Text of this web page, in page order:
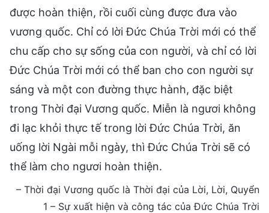
được hoàn thiện, rồi cuối cùng được đưa vào
vương quốc. Chỉ có lời Đức Chúa Trời mới có thể
chu cấp cho sự sống của con người, và chỉ có lời
Đức Chúa Trời mới có thể ban cho con người sự
sáng và một con đường thực hành, đặc biệt
trong Thời đại Vương quốc. Miễn là ngươi không
đi lạc khỏi thực tế trong lời Đức Chúa Trời, ăn
uống lời Ngài mỗi ngày, thì Đức Chúa Trời sẽ có
thể làm cho ngươi hoàn thiện.
– Thời đại Vương quốc là Thời đại của Lời, Lời, Quyển
1 – Sự xuất hiện và công tác của Đức Chúa Trời